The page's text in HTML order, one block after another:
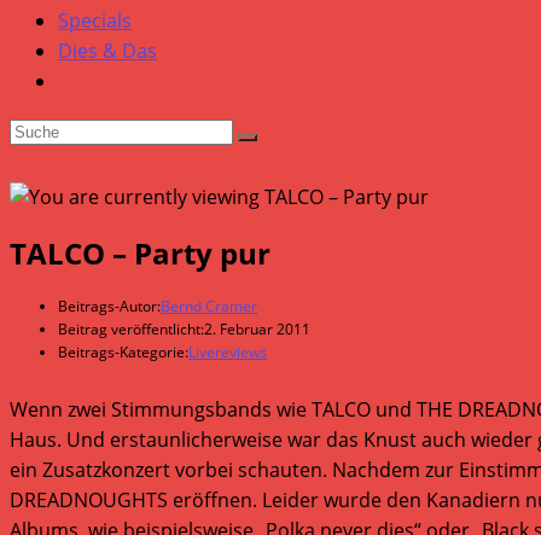
Specials
Dies & Das
TALCO – Party pur
Beitrags-Autor:Bernd Cramer
Beitrag veröffentlicht:2. Februar 2011
Beitrags-Kategorie:Livereviews
Wenn zwei Stimmungsbands wie TALCO und THE
Haus. Und erstaunlicherweise war das Knust auch
ein Zusatzkonzert vorbei schauten. Nachdem zur
DREADNOUGHTS eröffnen. Leider wurde den